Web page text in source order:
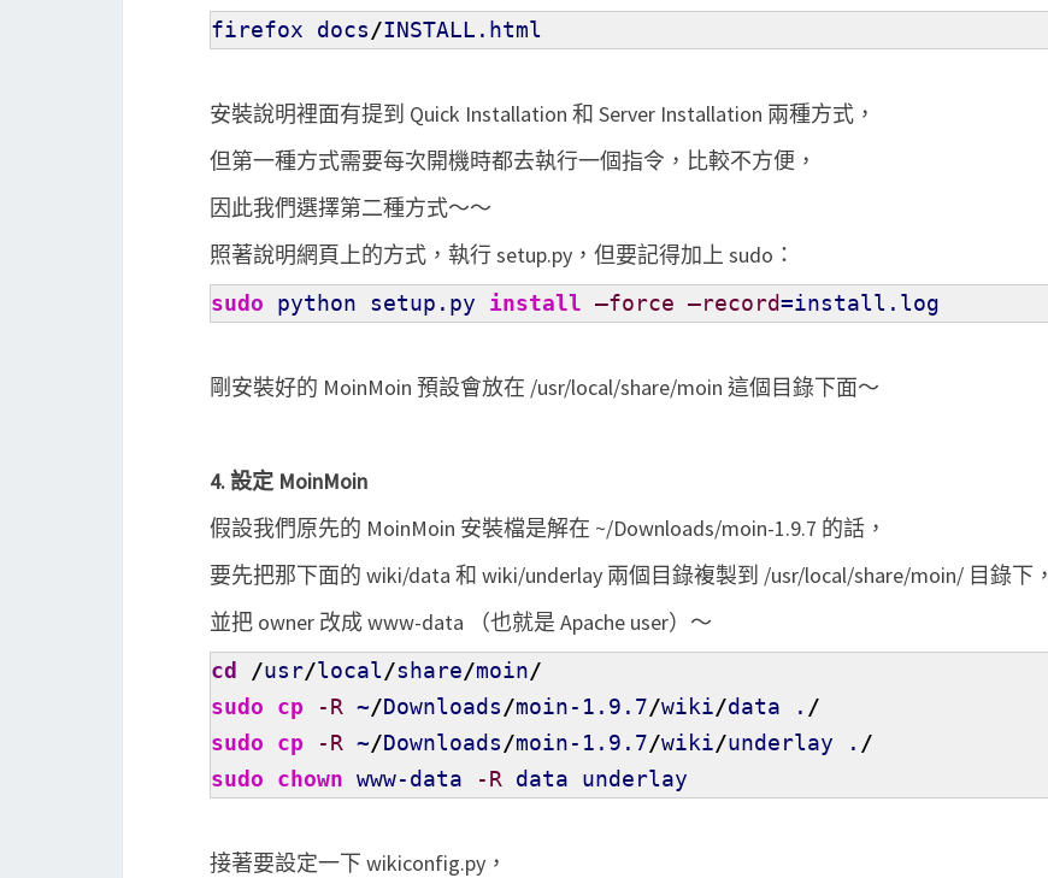
firefox docs/INSTALL.html
安裝說明裡面有提到 Quick Installation 和 Server Installation 兩種方式，
但第一種方式需要每次開機時都去執行一個指令，比較不方便，
因此我們選擇第二種方式～～
照著說明網頁上的方式，執行 setup.py，但要記得加上 sudo：
sudo python setup.py install –force –record=install.log
剛安裝好的 MoinMoin 預設會放在 /usr/local/share/moin 這個目錄下面～
4. 設定 MoinMoin
假設我們原先的 MoinMoin 安裝檔是解在 ~/Downloads/moin-1.9.7 的話，
要先把那下面的 wiki/data 和 wiki/underlay 兩個目錄複製到 /usr/local/share/moin/ 目錄下，
並把 owner 改成 www-data （也就是 Apache user）～
cd /usr/local/share/moin/
sudo
cp -R ~/Downloads/moin-1.9.7/wiki/data . /
sudo
cp -R ~/Downloads/moin-1.9.7/wiki/underlay . /
sudo
chown www-data -R data underlay
接著要設定一下 wikiconfig.py，